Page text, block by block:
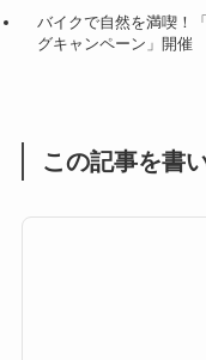
(1)
バイクで自然を満喫！
グキャンペーン」開催
この記事を書